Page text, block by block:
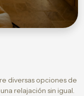
diversas opciones de
relajación sin igual.